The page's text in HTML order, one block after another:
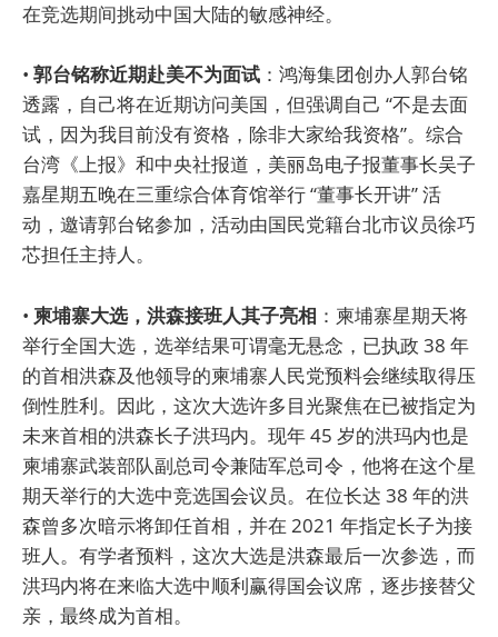
在竞选期间挑动中国大陆的敏感神经。
• 郭台铭称近期赴美不为面试 ：鸿海集团创办人郭台铭
透露，自己将在近期访问美国，但强调自己 “不是去面
试，因为我目前没有资格，除非大家给我资格”。综合
台湾《上报》和中央社报道，美丽岛电子报董事长吴子
嘉星期五晚在三重综合体育馆举行 “董事长开讲” 活
动，邀请郭台铭参加，活动由国民党籍台北市议员徐巧
芯担任主持人。
• 柬埔寨大选，洪森接班人其子亮相 ：柬埔寨星期天将
举行全国大选，选举结果可谓毫无悬念，已执政 38 年
的首相洪森及他领导的柬埔寨人民党预料会继续取得压
倒性胜利。因此，这次大选许多目光聚焦在已被指定为
未来首相的洪森长子洪玛内。现年 45 岁的洪玛内也是
柬埔寨武装部队副总司令兼陆军总司令，他将在这个星
期天举行的大选中竞选国会议员。在位长达 38 年的洪
森曾多次暗示将卸任首相，并在 2021 年指定长子为接
班人。有学者预料，这次大选是洪森最后一次参选，而
洪玛内将在来临大选中顺利赢得国会议席，逐步接替父
亲，最终成为首相。